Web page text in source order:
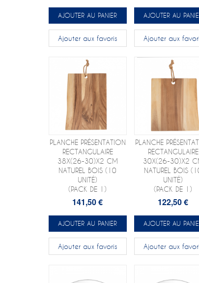
AJOUTER AU PANIER
Ajouter aux favoris
AJOUTER AU
Ajouter aux
PLANCHE PRÉSENTATION
RECTANGULAIRE
38X(26-30)X2 CM
NATUREL BOIS (10
UNITÉ)
(PACK DE 1)
141,50 €
AJOUTER AU PANIER
Ajouter aux favoris
PLANCHE
RECTANGULAIRE
30X(26-30)X2
NATUREL BOIS
UNITÉ)
(PACK DE 1)
122,50 €
AJOUTER AU
Ajouter aux